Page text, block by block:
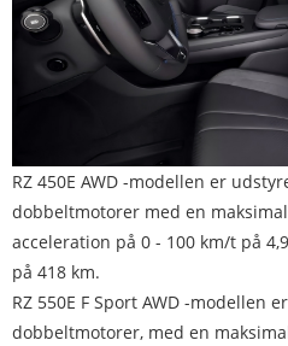
RZ 450E AWD -modellen er
dobbeltmotorer med en
acceleration på 0 - 100 km/t på
på 418 km.
RZ 550E F Sport AWD -modellen
dobbeltmotorer, med en